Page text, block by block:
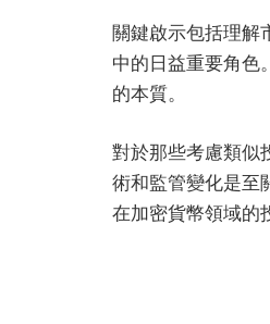
關鍵啟示包括理解
中的日益重要角色
的本質。
對於那些考慮類似
術和監管變化是至
在加密貨幣領域的